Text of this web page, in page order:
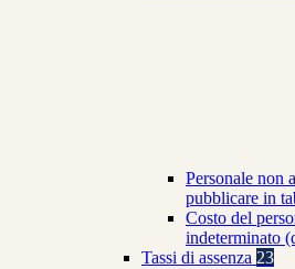
Personale non
pubblicare in
Costo del
indeterminato
Tassi di assenza 23